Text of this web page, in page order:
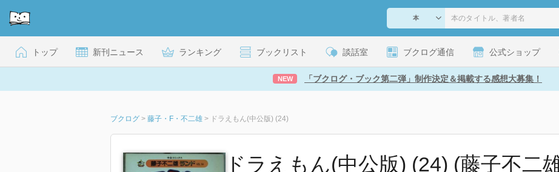
トップ 新刊ニュース ランキング ブックリスト 談話室 ブクログ通信 公式ショップ
NEW 「ブクログ・ブック第二弾」制作決定＆掲載する感想大募集！
ブクログ > 藤子・F・不二雄 > ドラえもん(中公版) (24)
ドラえもん(中公版) (24) (藤子不二